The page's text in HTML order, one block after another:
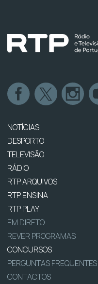
NOTÍCIAS
DESPORTO
TELEVISÃO
RÁDIO
RTP ARQUIVOS
RTP ENSINA
RTP PLAY
EM DIRETO
REVER PROGRAMAS
CONCURSOS
PERGUNTAS FREQUENTES
CONTACTOS